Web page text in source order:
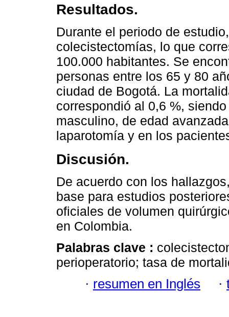
Resultados.
Durante el periodo de
colecistectomías, lo que
100.000 habitantes. Se
personas entre los 65 y 80
ciudad de Bogotá. La
correspondió al 0,6 %,
masculino, de edad
laparotomía y en los
Discusión.
De acuerdo con los
base para estudios
oficiales de volumen
en Colombia.
Palabras clave :
perioperatorio; tasa de
· resumen en Inglés ·